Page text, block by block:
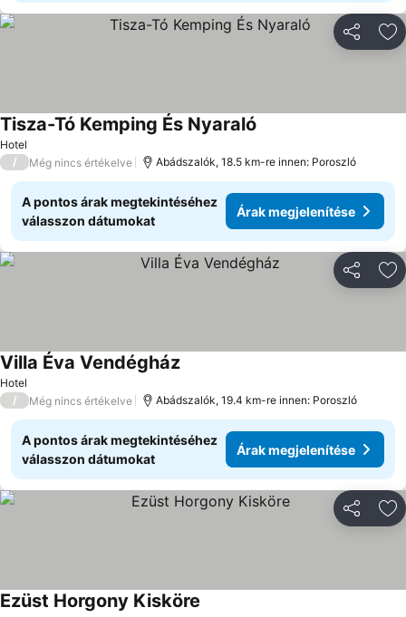
Hotel
Tisza-Tó Kemping És Nyaraló
/ Még nincs értékelve Abádszalók, 18.5 km-re innen: Poroszló
A pontos árak megtekintéséhez
válasszon dátumokat
Árak megjelenítése
Hotel
Villa Éva Vendégház
/ Még nincs értékelve Abádszalók, 19.4 km-re innen: Poroszló
A pontos árak megtekintéséhez
válasszon dátumokat
Árak megjelenítése
Ezüst Horgony Kisköre